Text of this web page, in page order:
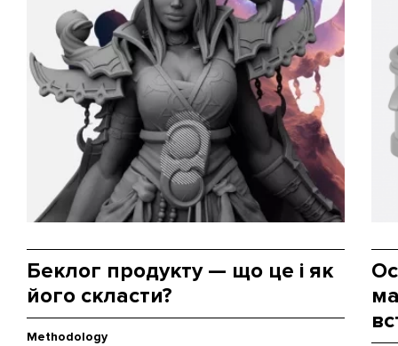
Беклог продукту — що це і як
його скласти?
Methodology